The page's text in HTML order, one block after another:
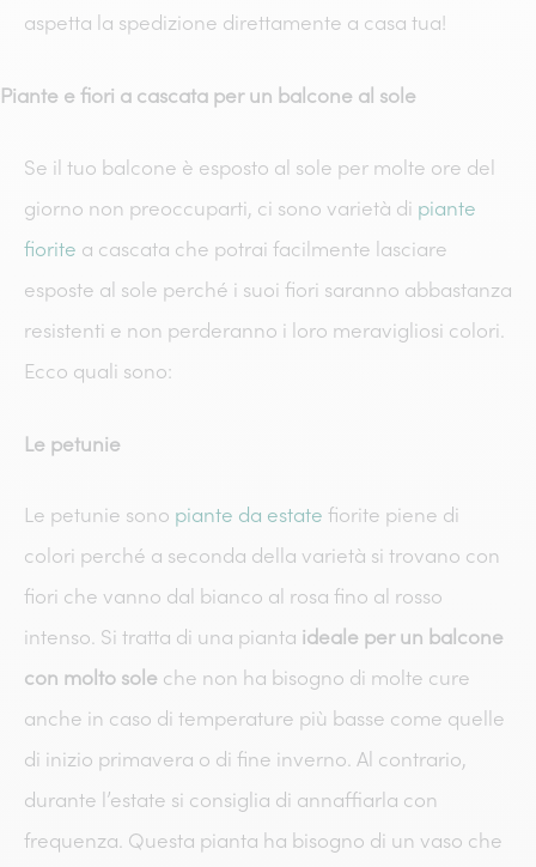
aspetta la spedizione direttamente a casa tua!
Piante e fiori a cascata per un balcone al sole
Se il tuo balcone è esposto al sole per molte ore del
giorno non preoccuparti, ci sono varietà di piante
fiorite a cascata che potrai facilmente lasciare
esposte al sole perché i suoi fiori saranno abbastanza
resistenti e non perderanno i loro meravigliosi colori.
Ecco quali sono:
Le petunie
Le petunie sono piante da estate fiorite piene di
colori perché a seconda della varietà si trovano con
fiori che vanno dal bianco al rosa fino al rosso
intenso. Si tratta di una pianta ideale per un balcone
con molto sole che non ha bisogno di molte cure
anche in caso di temperature più basse come quelle
di inizio primavera o di fine inverno. Al contrario,
durante l’estate si consiglia di annaffiarla con
frequenza. Questa pianta ha bisogno di un vaso che